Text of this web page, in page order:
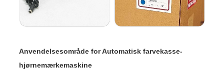
Anvendelsesområde for Automatisk farvekasse-
hjørnemærkemaskine